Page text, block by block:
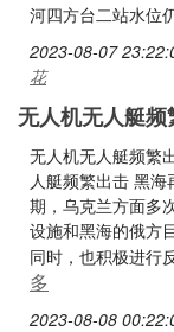
河四方台二站水位
2023-08-07
花
无人机无人艇
无人机无人艇频繁
人艇频繁出击 黑
期，乌克兰方面多
设施和黑海的俄方
同时，也积极进行
多
2023-08-08